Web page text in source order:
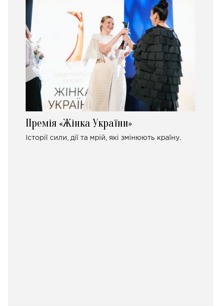
Премія «Жінка України»
Історії сили, дії та мрій, які змінюють країну.